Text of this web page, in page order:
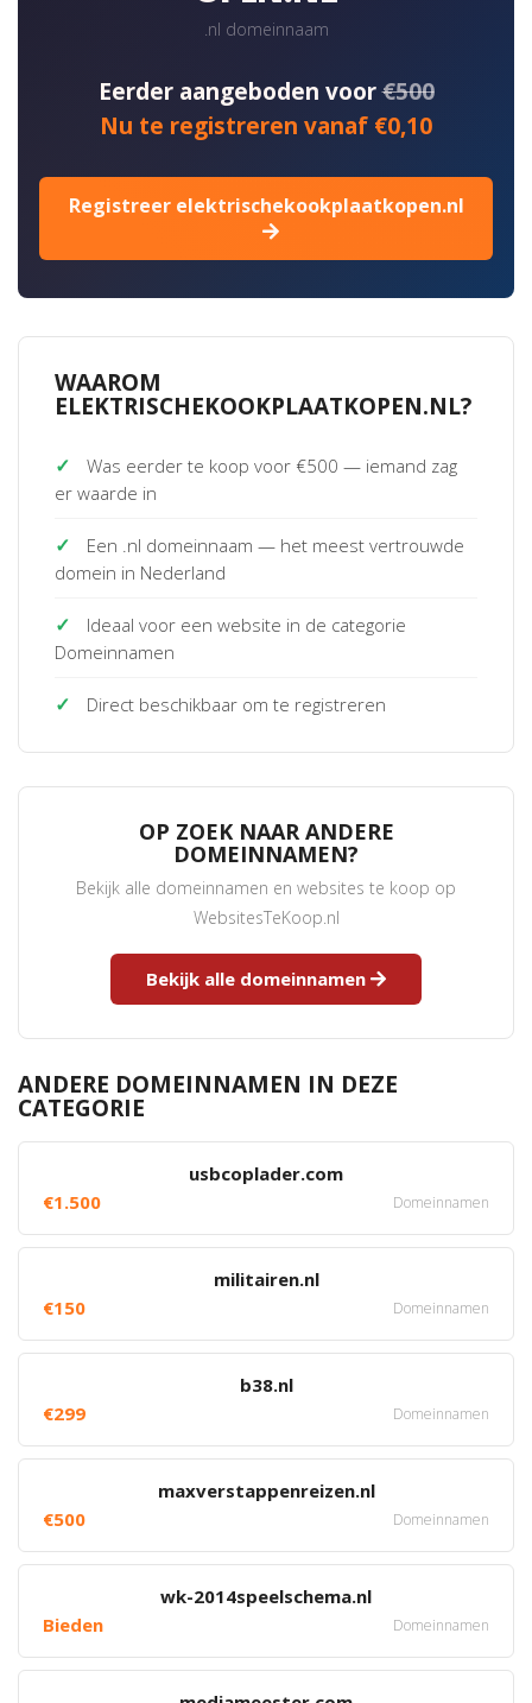
.nl domeinnaam
Eerder aangeboden voor€500
Nu te registreren vanaf €0,10
Registreer elektrischekookplaatkopen.nl
WAAROM
ELEKTRISCHEKOOKPLAATKOPEN.NL?
✓
Was eerder te koop voor €500 — iemand zag
er waarde in
✓
Een .nl domeinnaam — het meest vertrouwde
domein in Nederland
✓
Ideaal voor een website in de categorie
Domeinnamen
✓ Direct beschikbaar om te registreren
OP ZOEK NAAR ANDERE
DOMEINNAMEN?
Bekijk alle domeinnamen en websites te koop op
WebsitesTeKoop.nl
Bekijk alle domeinnamen
ANDERE DOMEINNAMEN IN DEZE
CATEGORIE
usbcoplader.com
€1.500
Domeinnamen
militairen.nl
€150
Domeinnamen
b38.nl
€299
Domeinnamen
maxverstappenreizen.nl
€500
Domeinnamen
wk-2014speelschema.nl
Bieden
Domeinnamen